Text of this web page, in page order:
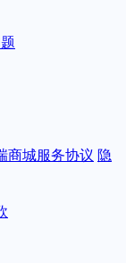
商城服务协议 隐